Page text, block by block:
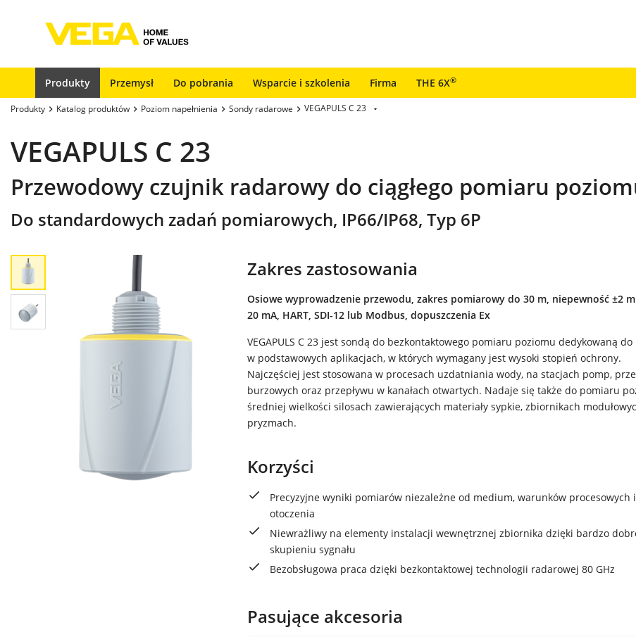
Produkty Przemysł Do pobrania Wsparcie i szkolenia Firma THE 6X®
Produkty Katalog produktów Poziom napełnienia Sondy radarowe VEGAPULS C 23
VEGAPULS C 23
Przewodowy czujnik radarowy do ciągłego pomiaru
Do standardowych zadań pomiarowych, IP66/IP68, Typ 6P
Zakres zastosowania
Osiowe wyprowadzenie przewodu, zakres pomiarowy do 30 m, niepewność ±2
20 mA, HART, SDI-12 lub Modbus, dopuszczenia Ex
VEGAPULS C 23 jest sondą do bezkontaktowego pomiaru poziomu dedykowaną do
w podstawowych aplikacjach, w których wymagany jest wysoki stopień ochrony.
Najczęściej jest stosowana w procesach uzdatniania wody, na stacjach pomp,
burzowych oraz przepływu w kanałach otwartych. Nadaje się także do pomiaru
średniej wielkości silosach zawierających materiały sypkie, zbiornikach
pryzmach.
Korzyści
Precyzyjne wyniki pomiarów niezależne od medium, warunków procesowych i
otoczenia
Niewrażliwy na elementy instalacji wewnętrznej zbiornika dzięki bardzo
skupieniu sygnału
Bezobsługowa praca dzięki bezkontaktowej technologii radarowej 80 GHz
Pasujące akcesoria